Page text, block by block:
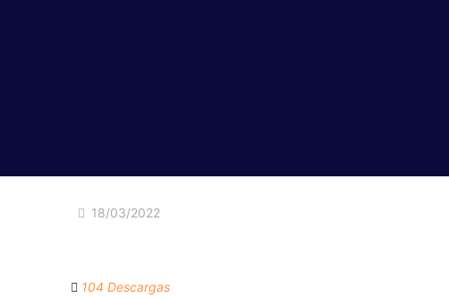
18/03/2022
104 Descargas